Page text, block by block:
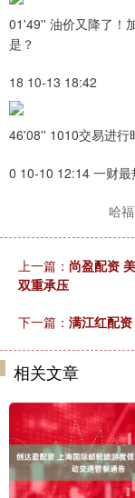
01'49'' 油价又降了！
是？
18 10-13 18:42
46'08'' 1010交易进行
0 10-10 12:14 一财最
哈
上一篇： 尚盈配资
双重承压
下一篇： 满江红配
相关文章